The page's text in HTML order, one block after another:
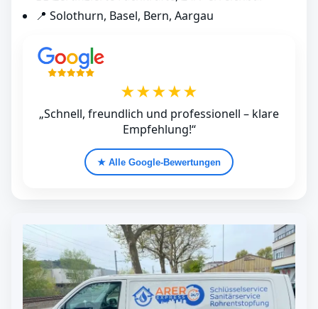
📍 Solothurn, Basel, Bern, Aargau
★★★★★
„Schnell, freundlich und professionell – klare
Empfehlung!“
★ Alle Google‑Bewertungen